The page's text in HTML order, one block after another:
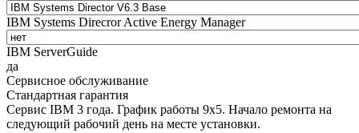
IBM Systems Direcror Active Energy Manager
IBM ServerGuide
да
Сервисное обслуживание
Стандартная гарантия
Сервис IBM 3 года. График работы 9х5. Начало ремонта на
следующий рабочий день на месте установки.